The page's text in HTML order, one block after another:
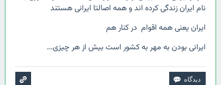
نام ایران زندگی کرده اند و همه اصالتا ایرانی هستند
ایران یعنی همه اقوام در کنار هم
ایرانی بودن به مهر به کشور است بیش از هر چیزی...